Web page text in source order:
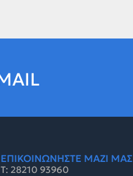
ΕΠΙΚΟΙΝΩΝΗΣΤΕ ΜΑΖΙ ΜΑΣ
Τ: 28210 93960